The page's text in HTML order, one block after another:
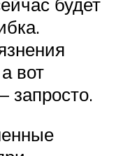
вот
запросто.